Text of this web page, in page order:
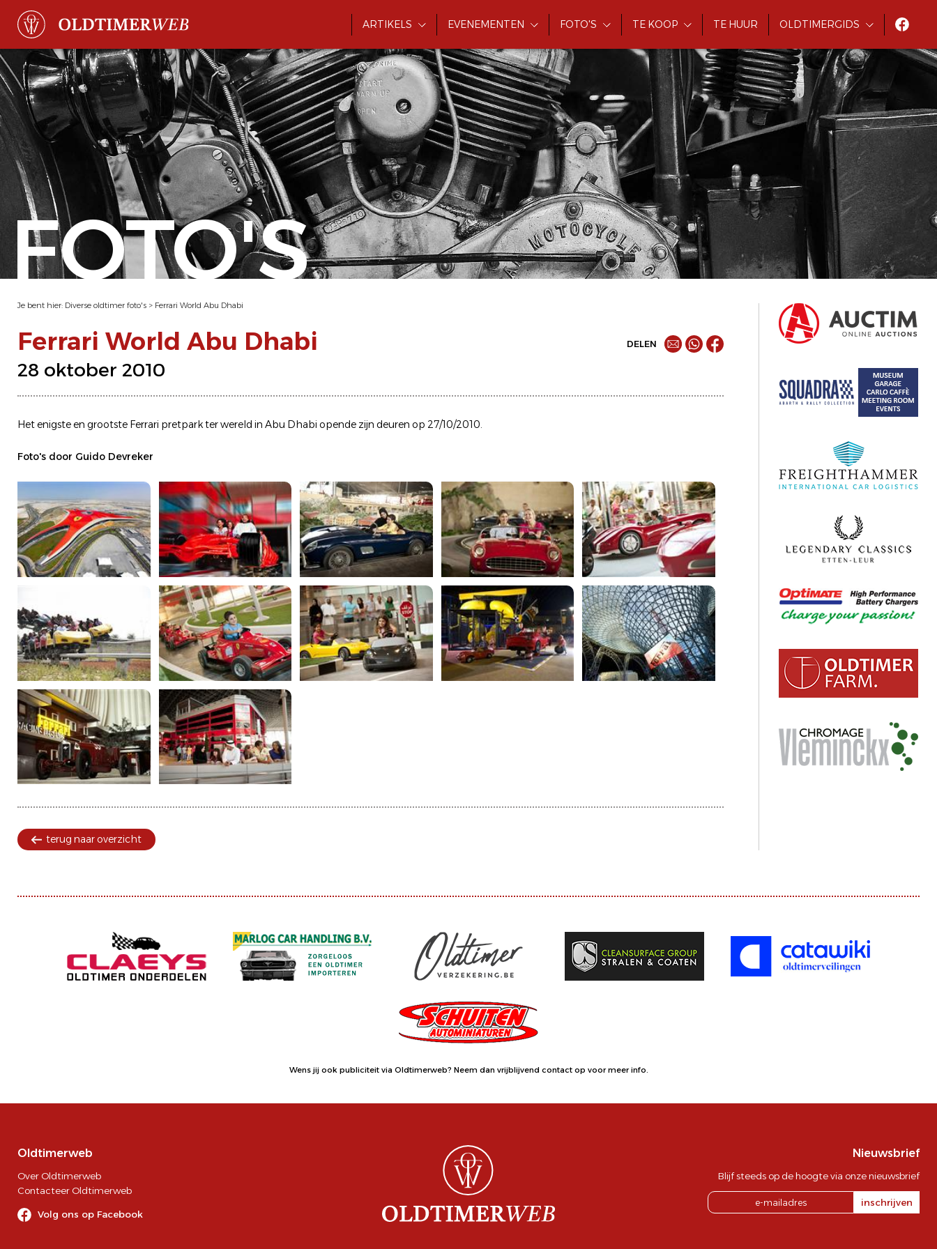
ARTIKELS EVENEMENTEN FOTO'S TE KOOP TE HUUR OLDTIMERGIDS
FOTO'S
Je bent hier: Diverse oldtimer foto's > Ferrari World Abu Dhabi
Ferrari World Abu Dhabi
28 oktober 2010
DELEN
Het enigste en grootste Ferrari pretpark ter wereld in Abu Dhabi opende zijn deuren op 27/10/2010.
Foto's door Guido Devreker
terug naar overzicht
Wens jij ook publiciteit via Oldtimerweb? Neem dan vrijblijvend contact op voor meer info.
Oldtimerweb
Over Oldtimerweb
Contacteer Oldtimerweb
Volg ons op Facebook
Nieuwsbrief
Blijf steeds op de hoogte via onze nieuwsbrief
inschrijven